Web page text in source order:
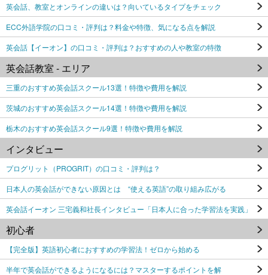
英会話、教室とオンラインの違いは？向いているタイプをチェック
ECC外語学院の口コミ・評判は？料金や特徴、気になる点を解説
英会話【イーオン】の口コミ・評判は？おすすめの人や教室の特徴
英会話教室 - エリア
三重のおすすめ英会話スクール13選！特徴や費用を解説
茨城のおすすめ英会話スクール14選！特徴や費用を解説
栃木のおすすめ英会話スクール9選！特徴や費用を解説
インタビュー
プログリット（PROGRIT）の口コミ・評判は？
日本人の英会話ができない原因とは “使える英語”の取り組み広がる
英会話イーオン 三宅義和社長インタビュー「日本人に合った学習法を実践」
初心者
【完全版】英語初心者におすすめの学習法！ゼロから始める
半年で英会話ができるようになるには？マスターするポイントを解